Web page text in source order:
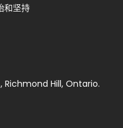
和坚持
Richmond Hill, Ontario.